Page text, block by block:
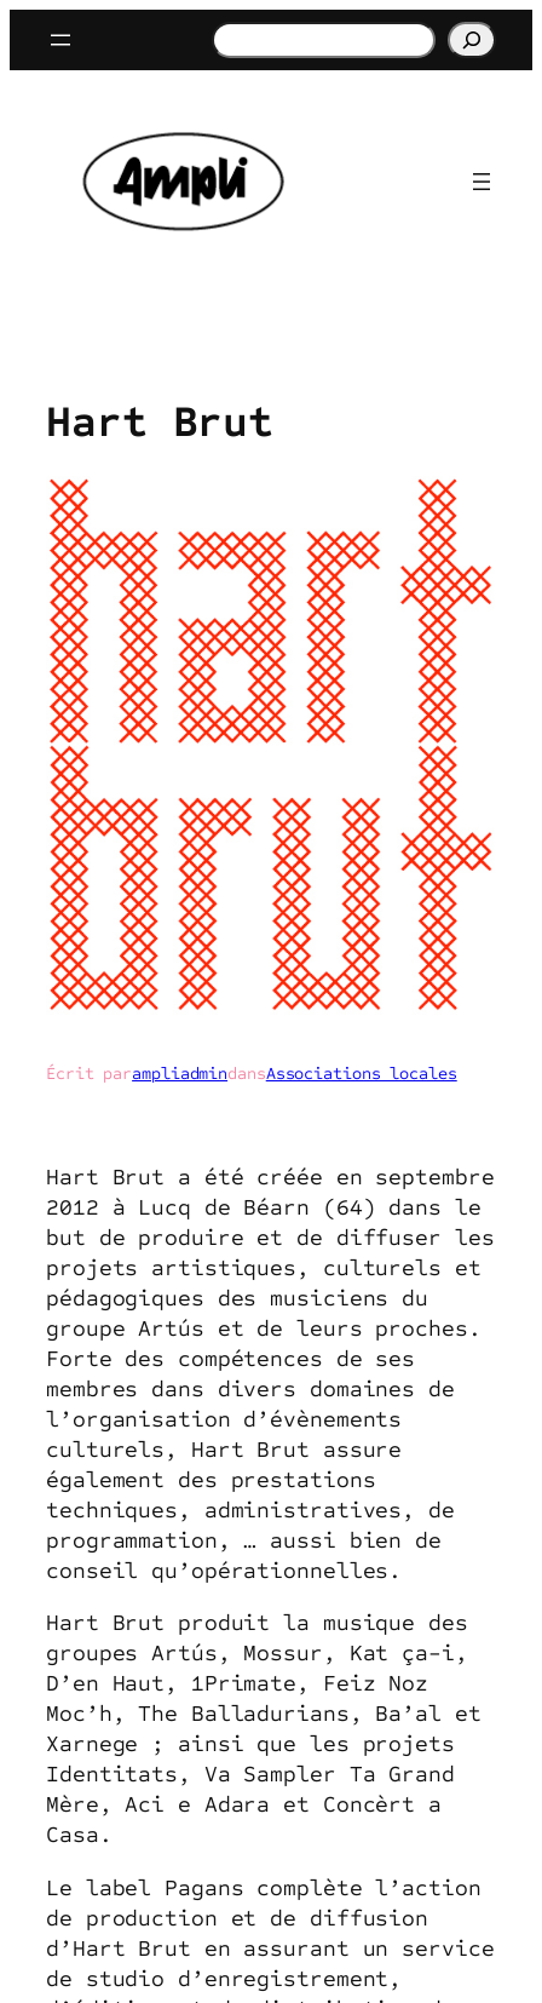
Rechercher
Hart Brut
Écrit parampliadmindansAssociations locales
Hart Brut a été créée en septembre
2012 à Lucq de Béarn (64) dans le
but de produire et de diffuser les
projets artistiques, culturels et
pédagogiques des musiciens du
groupe Artús et de leurs proches.
Forte des compétences de ses
membres dans divers domaines de
l’organisation d’évènements
culturels, Hart Brut assure
également des prestations
techniques, administratives, de
programmation, … aussi bien de
conseil qu’opérationnelles.
Hart Brut produit la musique des
groupes Artús, Mossur, Kat ça-i,
D’en Haut, 1Primate, Feiz Noz
Moc’h, The Balladurians, Ba’al et
Xarnege ; ainsi que les projets
Identitats, Va Sampler Ta Grand
Mère, Aci e Adara et Concèrt a
Casa.
Le label Pagans complète l’action
de production et de diffusion
d’Hart Brut en assurant un service
de studio d’enregistrement,